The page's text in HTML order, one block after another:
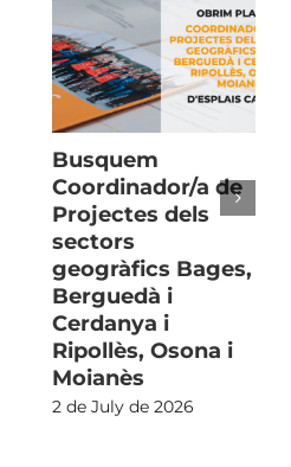
Busquem
Coordinador/a de
Projectes dels
sectors
geogràfics Bages,
Berguedà i
Cerdanya i
Ripollès, Osona i
Moianès
2 de July de 2026